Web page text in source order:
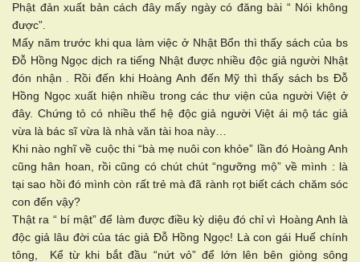
Phật đản xuất bản cách đây mấy ngày có đăng bài “ Nói không
được”.
Mấy năm trước khi qua làm việc ở Nhật Bổn thì thấy sách của bs
Đỗ Hồng Ngọc dịch ra tiếng Nhật được nhiều độc giả người Nhật
đón nhận . Rồi đến khi Hoàng Anh đến Mỹ thì thấy sách bs Đỗ
Hồng Ngọc xuất hiện nhiều trong các thư viện của người Việt ở
đây. Chứng tỏ có nhiều thế hệ độc giả người Việt ái mộ tác giả
vừa là bác sĩ vừa là nhà văn tài hoa này…
Khi nào nghĩ về cuộc thi “bà mẹ nuôi con khỏe” lần đó Hoàng Anh
cũng hân hoan, rồi cũng có chút chút “ngưỡng mộ” về mình : là
tại sao hồi đó mình còn rất trẻ mà đã rành rọt biết cách chăm sóc
con đến vậy?
Thật ra “ bí mật” để làm được điều kỳ diệu đó chỉ vì Hoàng Anh là
độc giả lâu đời của tác giả Đỗ Hồng Ngọc! Là con gái Huế chính
tông, Kể từ khi bắt đầu “nứt vỏ” để lớn lên bên giòng sông